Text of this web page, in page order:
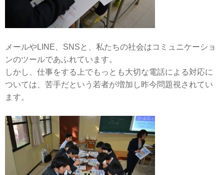
メールやLINE、SNSと、私たちの社会はコミュニケーショ
ンのツールであふれています。
しかし、仕事をする上でもっとも大切な電話による対応に
ついては、苦手だという若者が増加し昨今問題視されてい
ます。